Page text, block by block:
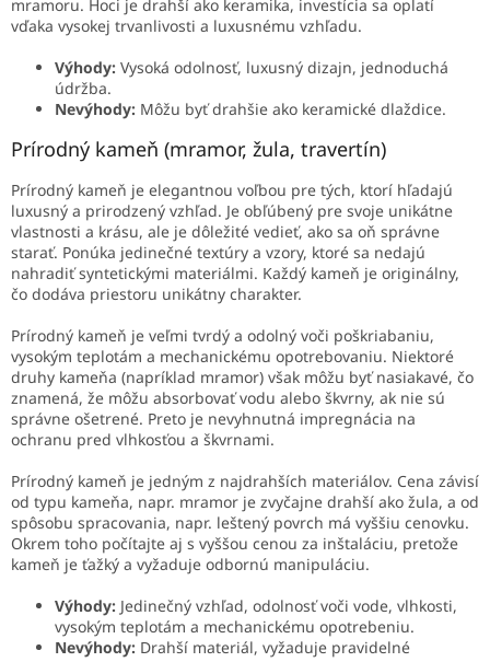
mramoru. Hoci je drahší ako keramika, investícia sa oplatí
vďaka vysokej trvanlivosti a luxusnému vzhľadu.
Výhody: Vysoká odolnosť, luxusný dizajn, jednoduchá
údržba.
Nevýhody: Môžu byť drahšie ako keramické dlaždice.
Prírodný kameň (mramor, žula, travertín)
Prírodný kameň je elegantnou voľbou pre tých, ktorí hľadajú
luxusný a prirodzený vzhľad. Je obľúbený pre svoje unikátne
vlastnosti a krásu, ale je dôležité vedieť, ako sa oň správne
starať. Ponúka jedinečné textúry a vzory, ktoré sa nedajú
nahradiť syntetickými materiálmi. Každý kameň je originálny,
čo dodáva priestoru unikátny charakter.
Prírodný kameň je veľmi tvrdý a odolný voči poškriabaniu,
vysokým teplotám a mechanickému opotrebovaniu. Niektoré
druhy kameňa (napríklad mramor) však môžu byť nasiakavé, čo
znamená, že môžu absorbovať vodu alebo škvrny, ak nie sú
správne ošetrené. Preto je nevyhnutná impregnácia na
ochranu pred vlhkosťou a škvrnami.
Prírodný kameň je jedným z najdrahších materiálov. Cena závisí
od typu kameňa, napr. mramor je zvyčajne drahší ako žula, a od
spôsobu spracovania, napr. leštený povrch má vyššiu cenovku.
Okrem toho počítajte aj s vyššou cenou za inštaláciu, pretože
kameň je ťažký a vyžaduje odbornú manipuláciu.
Výhody: Jedinečný vzhľad, odolnosť voči vode, vlhkosti,
vysokým teplotám a mechanickému opotrebeniu.
Nevýhody: Drahší materiál, vyžaduje pravidelné